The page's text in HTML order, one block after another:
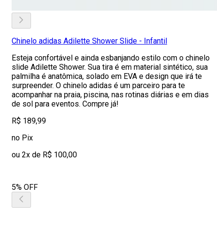
Chinelo adidas Adilette Shower Slide - Infantil
Esteja confortável e ainda esbanjando estilo com o chinelo
slide Adilette Shower. Sua tira é em material sintético, sua
palmilha é anatômica, solado em EVA e design que irá te
surpreender. O chinelo adidas é um parceiro para te
acompanhar na praia, piscina, nas rotinas diárias e em dias
de sol para eventos. Compre já!
R$ 189,99
no Pix
ou 2x de R$ 100,00
5% OFF